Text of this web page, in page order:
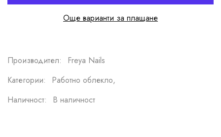
Още варианти за плащане
Производител:
Freya Nails
Категории:
Работно облекло,
Наличност:
В наличност